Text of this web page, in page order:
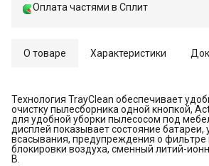
Оплата частями в Сплит
О товаре Характеристики
Технология TrayClean обеспечивает
очистку пылесборника одной кнопкой,
для удобной уборки пылесосом под
дисплей показывает состояние
всасывания, предупреждения о фильтре
блокировки воздуха, сменный литий-
В.